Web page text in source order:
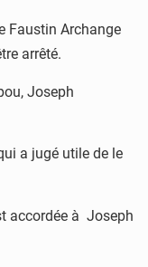
Faustin Archange
arrêté.
Joseph
a jugé utile de le
accordée à Joseph